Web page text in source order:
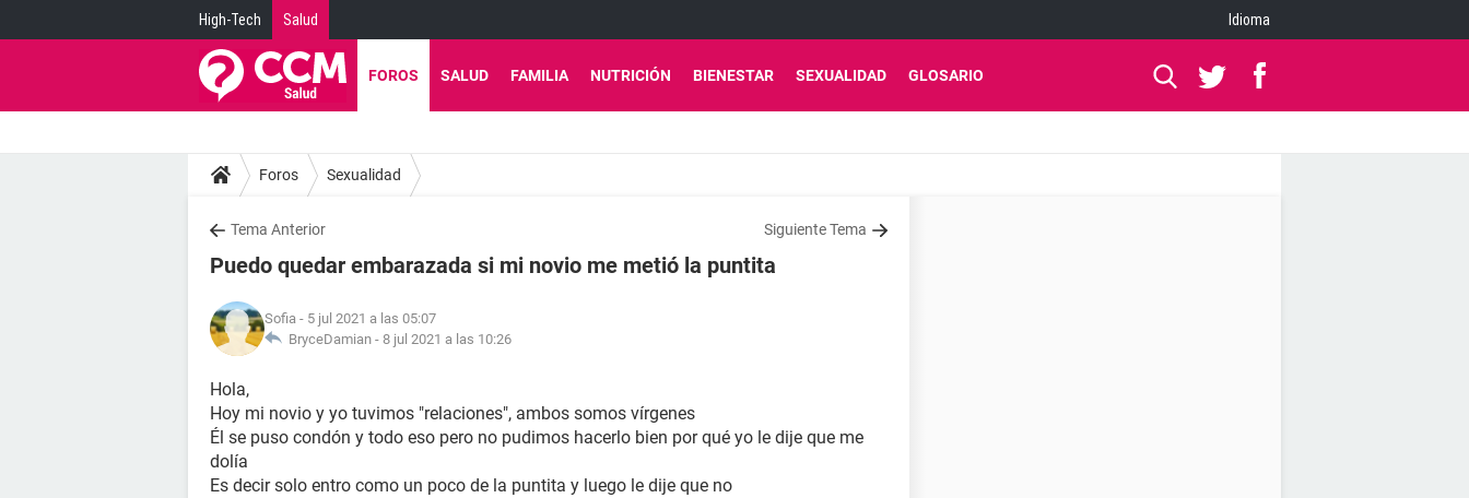
High-Tech Salud Idioma
FOROS SALUD FAMILIA NUTRICIÓN BIENESTAR SEXUALIDAD GLOSARIO
Foros Sexualidad
Tema Anterior Siguiente Tema
Puedo quedar embarazada si mi novio me metió la puntita
Sofia - 5 jul 2021 a las 05:07
BryceDamian - 8 jul 2021 a las 10:26
Hola,
Hoy mi novio y yo tuvimos "relaciones", ambos somos vírgenes
Él se puso condón y todo eso pero no pudimos hacerlo bien por qué yo le dije que me
dolía
Es decir solo entro como un poco de la puntita y luego le dije que no